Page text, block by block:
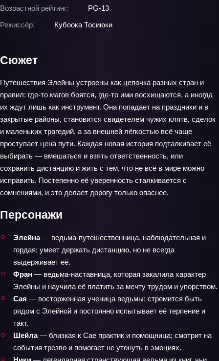
Возрастной рейтинг:
PG-13
Режиссёр:
Кубоока Тосиюки
Сюжет
Путешествия Элейны устроены как цепочка разных стран и
правил: где‑то магов боятся, где‑то ими восхищаются, а иногда
их ждут лишь как инструмент. Она попадает на праздники и в
закрытые районы, становится свидетелем чужих клятв, сделок
и маленьких трагедий, а за внешней лёгкостью всё чаще
проступает цена пути. Каждая новая история подталкивает её
выбирать — вмешаться и взять ответственность, или
сохранить дистанцию и жить с тем, что не всё в мире можно
исправить. Постепенно её уверенность сталкивается с
сомнениями, и это делает дорогу только опаснее.
Персонажи
Элейна— ведьма‑путешественница, наблюдательная и
гордая; умеет держать дистанцию, но не всегда
выдерживает её.
Фран — ведьма‑наставница, которая закалила характер
Элейны и научила её платить за мечту трудом и упорством.
Сая — восторженная ученица ведьмы: стремится быть
рядом с Элейной и постоянно испытывает её терпение и
такт.
Шейла— близкая к Сае практик и помощница; смотрит на
события трезво и помогает не утонуть в эмоциях.